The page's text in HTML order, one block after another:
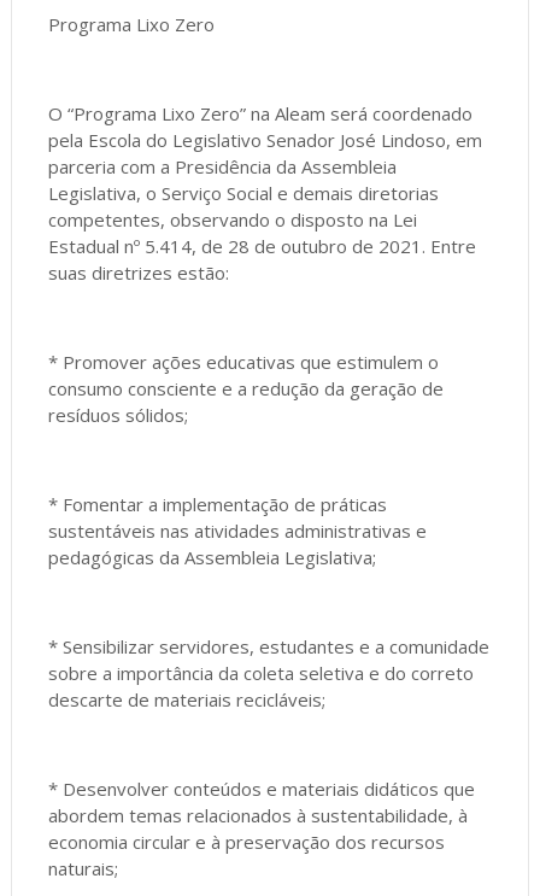
Programa Lixo Zero
O “Programa Lixo Zero” na Aleam será coordenado
pela Escola do Legislativo Senador José Lindoso, em
parceria com a Presidência da Assembleia
Legislativa, o Serviço Social e demais diretorias
competentes, observando o disposto na Lei
Estadual nº 5.414, de 28 de outubro de 2021. Entre
suas diretrizes estão:
* Promover ações educativas que estimulem o
consumo consciente e a redução da geração de
resíduos sólidos;
* Fomentar a implementação de práticas
sustentáveis nas atividades administrativas e
pedagógicas da Assembleia Legislativa;
* Sensibilizar servidores, estudantes e a comunidade
sobre a importância da coleta seletiva e do correto
descarte de materiais recicláveis;
* Desenvolver conteúdos e materiais didáticos que
abordem temas relacionados à sustentabilidade, à
economia circular e à preservação dos recursos
naturais;